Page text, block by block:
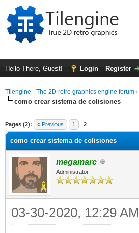
Hello There, Guest! Login Register
Tilengine - The 2D retro graphics engine forum ›
como crear sistema de colisiones
Pages (2): « Previous 1 2
como crear sistema de colisiones
megamarc
Administrator
03-30-2020, 12:29 AM